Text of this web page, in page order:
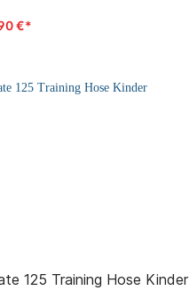
€*
125 Training Hose Kinder